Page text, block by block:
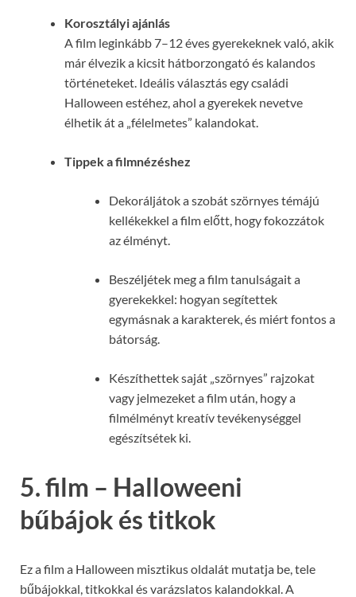
Korosztályi ajánlás
A film leginkább 7–12 éves gyerekeknek való, akik
már élvezik a kicsit hátborzongató és kalandos
történeteket. Ideális választás egy családi
Halloween estéhez, ahol a gyerekek nevetve
élhetik át a „félelmetes” kalandokat.
Tippek a filmnézéshez
Dekoráljátok a szobát szörnyes témájú
kellékekkel a film előtt, hogy fokozzátok
az élményt.
Beszéljétek meg a film tanulságait a
gyerekekkel: hogyan segítettek
egymásnak a karakterek, és miért fontos a
bátorság.
Készíthettek saját „szörnyes” rajzokat
vagy jelmezeket a film után, hogy a
filmélményt kreatív tevékenységgel
egészítsétek ki.
5. film – Halloweeni
bűbájok és titkok
Ez a film a Halloween misztikus oldalát mutatja be, tele
bűbájokkal, titkokkal és varázslatos kalandokkal. A